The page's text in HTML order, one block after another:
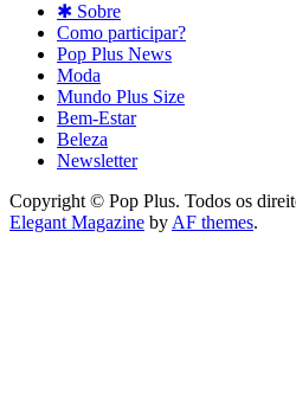
✱ Sobre
Como participar?
Pop Plus News
Moda
Mundo Plus Size
Bem-Estar
Beleza
Newsletter
Copyright © Pop Plus. Todos os
Elegant Magazine by AF themes.